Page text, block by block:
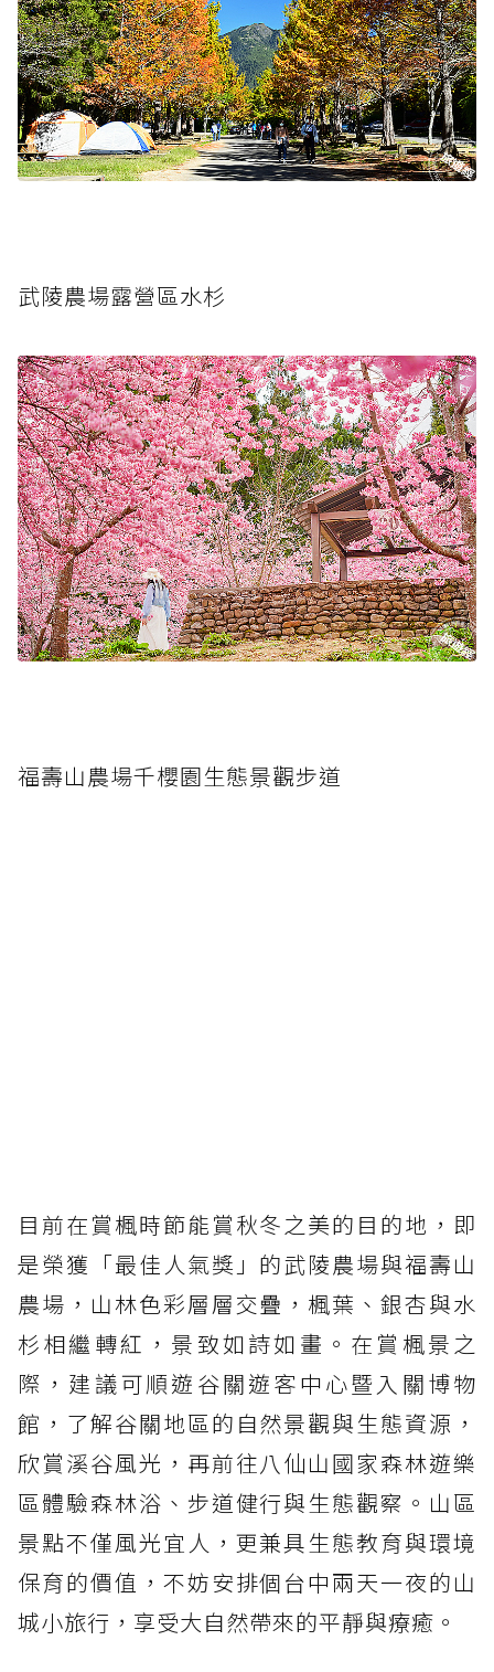
武陵農場露營區水杉
福壽山農場千櫻園生態景觀步道
目前在賞楓時節能賞秋冬之美的目的地，即
是榮獲「最佳人氣獎」的武陵農場與福壽山
農場，山林色彩層層交疊，楓葉、銀杏與水
杉相繼轉紅，景致如詩如畫。在賞楓景之
際，建議可順遊谷關遊客中心暨入關博物
館，了解谷關地區的自然景觀與生態資源，
欣賞溪谷風光，再前往八仙山國家森林遊樂
區體驗森林浴、步道健行與生態觀察。山區
景點不僅風光宜人，更兼具生態教育與環境
保育的價值，不妨安排個台中兩天一夜的山
城小旅行，享受大自然帶來的平靜與療癒。